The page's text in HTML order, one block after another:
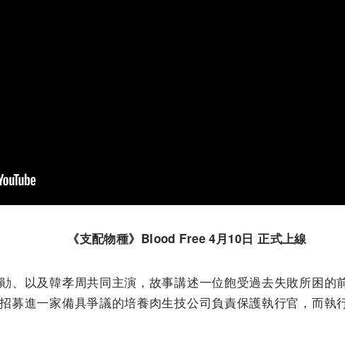
《支配物種》Blood Free 4月10日 正式上線
、以及韓孝周共同主演， 故事講述一位飽受過去失敗所困的
募進一家備具爭議的培養肉生技公司負責保護執行官， 而執